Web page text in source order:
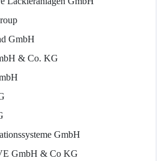
GmbH
& Co. KG
GmbH
GmbH & Co KG